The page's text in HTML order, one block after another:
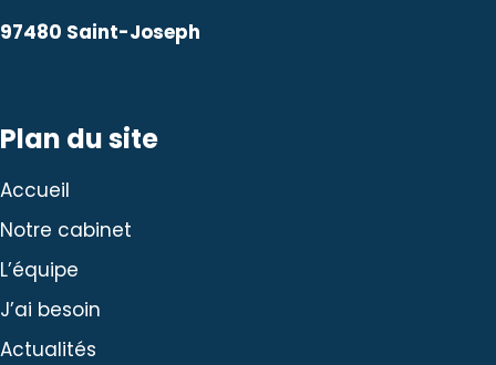
97480 Saint-Joseph
Plan du site
Accueil
Notre cabinet
L’équipe
J’ai besoin
Actualités